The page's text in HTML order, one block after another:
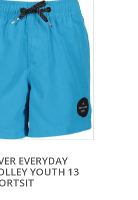
EVERYDAY
YOUTH 13